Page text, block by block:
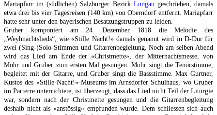
Mariapfarr im (südlichen) Salzburger Bezirk Lungaugeschrieben, damals
etwa drei bis vier Tagesreisen (140 km) von Oberndorf entfernt. Mariapfarr
hatte sehr unter den bayerischen Besatzungstruppen zu leiden.
Gruber komponiert am 24. Dezember 1818 die Melodie des
„Weyhnachtslieds“, wie «Stille Nacht!» damals genannt wird in D-Dur für
zwei (Sing-)Solo-Stimmen und Gitarrenbegleitung. Noch am selben Abend
wird das Lied am Ende der «Christmette», der Mitternachtsmesse, von
Mohr und Gruber zum ersten Mal gesungen. Mohr singt die Tenorstimme,
begleitet mit der Gitarre, und Gruber singt die Bassstimme. Max Gurtner,
Kustos des «Stille-Nacht!»-Museums im Arnsdorfer Schulhaus, wo Gruber
im Parterre unterrichtete, ist überzeugt, dass das Lied nicht Teil der Liturgie
war, sondern nach der Christmette gesungen und die Gitarrenbegleitung
deshalb nicht als «anstössig» empfunden wurde. Dem schliessen sich auch